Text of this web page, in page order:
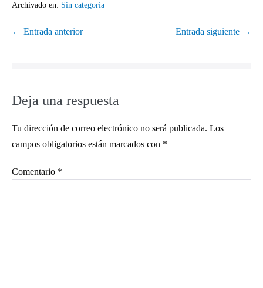
Archivado en: Sin categoría
← Entrada anterior Entrada siguiente →
Deja una respuesta
Tu dirección de correo electrónico no será publicada. Los
campos obligatorios están marcados con *
Comentario *